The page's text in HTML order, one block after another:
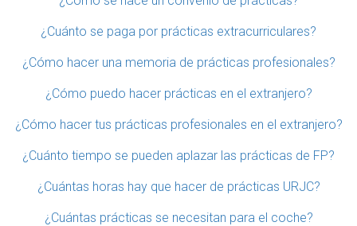
¿Cuánto se paga por prácticas extracurriculares?
¿Cómo hacer una memoria de prácticas profesionales?
¿Cómo puedo hacer prácticas en el extranjero?
¿Cómo hacer tus prácticas profesionales en el extranjero?
¿Cuánto tiempo se pueden aplazar las prácticas de FP?
¿Cuántas horas hay que hacer de prácticas URJC?
¿Cuántas prácticas se necesitan para el coche?